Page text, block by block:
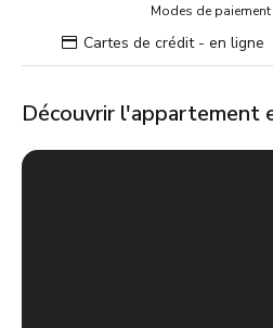
Modes de
Cartes de crédit - en ligne
Découvrir l'appartement